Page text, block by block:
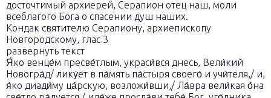
досточтимый архиерей, Серапион отец наш, моли
всеблагого Бога о спасении душ наших.
Кондак святителю Серапиону, архиепископу
Новгородскому, глас 3
развернуть текст
Я́ко венце́м пресве́тлым, украси́вся днесь, Вели́кий
Новогра́д/ лику́ет в па́мять па́стыря своего́ и учи́теля,/ и,
я́ко диади́му ца́рскую, возложи́вши,/ Ла́вра вели́кая о́на